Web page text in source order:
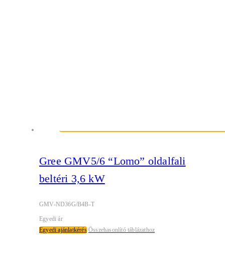
Gree GMV5/6 “Lomo” oldalfali
beltéri 3,6 kW
GMV-ND36G/B4B-T
Egyedi ár
Egyedi ajánlatkérés Összehasonlító táblázathoz